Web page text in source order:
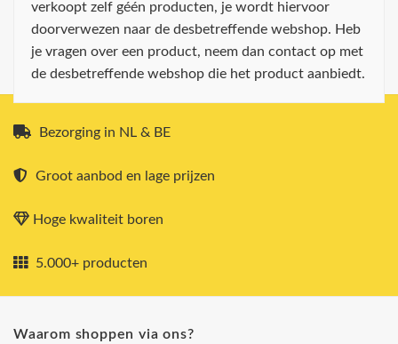
verkoopt zelf géén producten, je wordt hiervoor
doorverwezen naar de desbetreffende webshop. Heb
je vragen over een product, neem dan contact op met
de desbetreffende webshop die het product aanbiedt.
Bezorging in NL & BE
Groot aanbod en lage prijzen
Hoge kwaliteit boren
5.000+ producten
Waarom shoppen via ons?